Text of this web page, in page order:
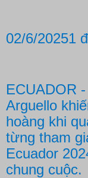
02/6/20251
ECUADOR
Arguello
hoàng khi
từng tham
Ecuador
chung cuộc.